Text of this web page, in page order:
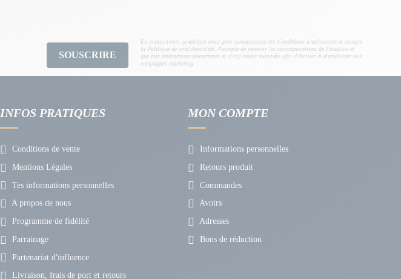
SOUSCRIRE
En m'inscrivant, je déclare avoir pris connaissance des Conditions d’utilisation et accepte
la Politique de confidentialité. J'accepte de recevoir les communications de Fitadium et
que mes interactions (ouvertures et clics) soient mesurées afin d'évaluer et d'améliorer nos
campagnes marketing.
INFOS PRATIQUES
Conditions de vente
Mentions Légales
Tes informations personnelles
A propos de nous
Programme de fidélité
Parrainage
Partenariat d'influence
Livraison, frais de port et retours
MON COMPTE
Informations personnelles
Retours produit
Commandes
Avoirs
Adresses
Bons de réduction